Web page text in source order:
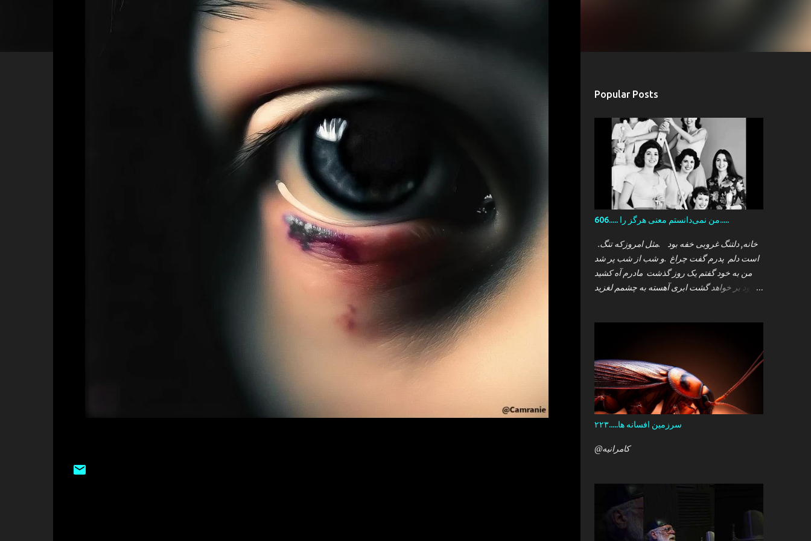
Popular Posts
606..... من نمی‌دانستم معنی هرگز را.....
.خانه, دلتنگ غروبی خفه بود .مثل امروزکه تنگ
است دلم پدرم گفت چراغ .و شب از شب پر شد
من به خود گفتم یک روز گذشت مادرم آه کشید
.زود بر خواهد گشت ابری آهسته به چشمم لغزید
سرزمین افسانه ها.....۲۲۳
@کامرانیه